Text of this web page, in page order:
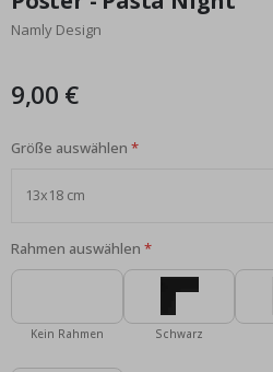
der
Bildgalerie
Namly Design
9,00 €
Größe auswählen
Rahmen auswählen
Kein Rahmen Schwarz